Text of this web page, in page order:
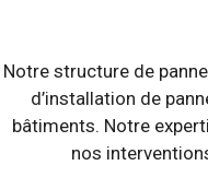
Notre structure de
d’installation de
bâtiments. Notre
nos